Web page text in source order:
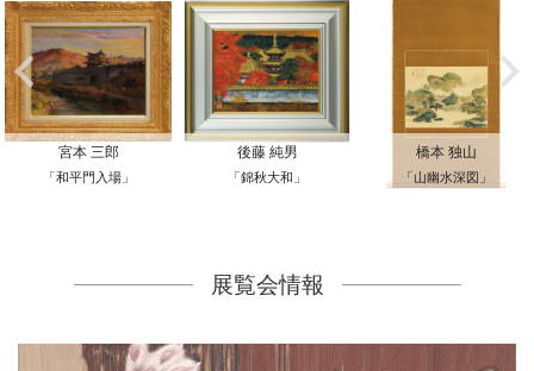
宮本 三郎
「和平門入場」
後藤 純男
「錦秋大和」
橋本 独山
「山幽水深図」
展覧会情報